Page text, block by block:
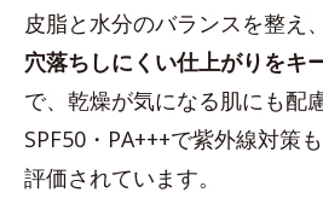
皮脂と水分のバランスを整え、
穴落ちしにくい仕上がりをキ
で、乾燥が気になる肌にも配
SPF50・PA+++で紫外線対策
評価されています。